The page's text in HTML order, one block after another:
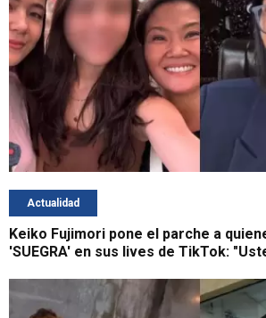
Actualidad
Keiko Fujimori pone el parche a
'SUEGRA' en sus lives de TikTok: